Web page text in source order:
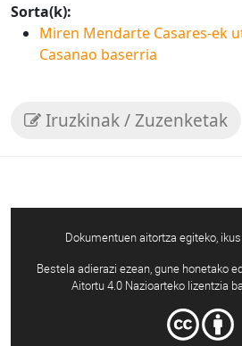
Sorta(k):
Miren Mendarte Casares-ek
Casanao baserria
Iruzkinak / Zuzenketak
Dokumentuen aitortza egiteko,
Bestela adierazi ezean, gune honetako
Aitortu 4.0 Nazioarteko lizentzia